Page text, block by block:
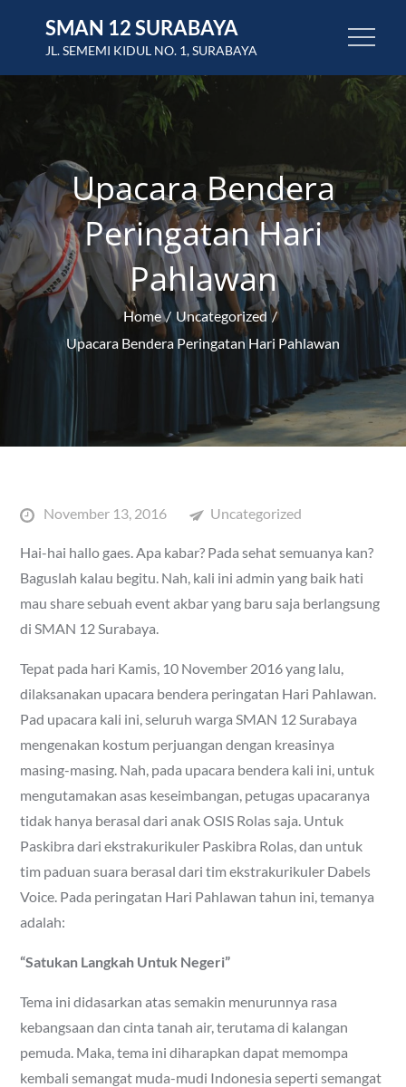
SMAN 12 SURABAYA
JL. SEMEMI KIDUL NO. 1, SURABAYA
Upacara Bendera
Peringatan Hari
Pahlawan
Home
Uncategorized
Upacara Bendera Peringatan Hari Pahlawan
PostedNovember 13, 2016 Uncategorized
Hai-hai hallo gaes. Apa kabar? Pada sehat semuanya kan?
Baguslah kalau begitu. Nah, kali ini admin yang baik hati
mau share sebuah event akbar yang baru saja berlangsung
di SMAN 12 Surabaya.
Tepat pada hari Kamis, 10 November 2016 yang lalu,
dilaksanakan upacara bendera peringatan Hari Pahlawan.
Pad upacara kali ini, seluruh warga SMAN 12 Surabaya
mengenakan kostum perjuangan dengan kreasinya
masing-masing. Nah, pada upacara bendera kali ini, untuk
mengutamakan asas keseimbangan, petugas upacaranya
tidak hanya berasal dari anak OSIS Rolas saja. Untuk
Paskibra dari ekstrakurikuler Paskibra Rolas, dan untuk
tim paduan suara berasal dari tim ekstrakurikuler Dabels
Voice. Pada peringatan Hari Pahlawan tahun ini, temanya
adalah:
“Satukan Langkah Untuk Negeri”
Tema ini didasarkan atas semakin menurunnya rasa
kebangsaan dan cinta tanah air, terutama di kalangan
pemuda. Maka, tema ini diharapkan dapat memompa
kembali semangat muda-mudi Indonesia seperti semangat